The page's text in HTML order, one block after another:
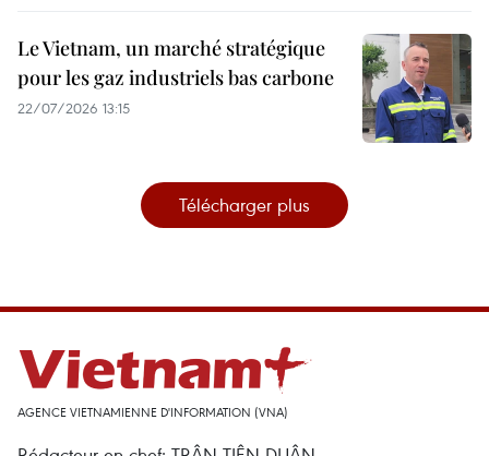
Le Vietnam, un marché stratégique
pour les gaz industriels bas carbone
22/07/2026 13:15
Télécharger plus
AGENCE VIETNAMIENNE D'INFORMATION (VNA)